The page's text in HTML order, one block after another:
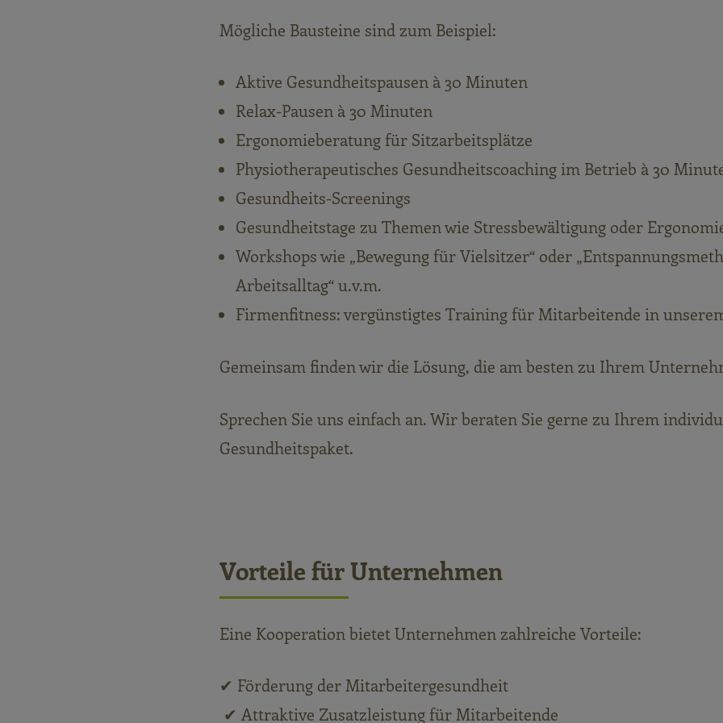
Mögliche Bausteine sind zum Beispiel:
Aktive Gesundheitspausen à 30 Minuten
Relax-Pausen à 30 Minuten
Ergonomieberatung für Sitzarbeitsplätze
Physiotherapeutisches Gesundheitscoaching im Betrieb à 30
Gesundheits-Screenings
Gesundheitstage zu Themen wie Stressbewältigung oder
Workshops wie „Bewegung für Vielsitzer“ oder
Arbeitsalltag“ u.v.m.
Firmenfitness: vergünstigtes Training für Mitarbeitende in
Gemeinsam finden wir die Lösung, die am besten zu Ihrem
Sprechen Sie uns einfach an. Wir beraten Sie gerne zu Ihrem
Gesundheitspaket.
Vorteile für Unternehmen
Eine Kooperation bietet Unternehmen zahlreiche Vorteile:
✔ Förderung der Mitarbeitergesundheit
✔ Attraktive Zusatzleistung für Mitarbeitende